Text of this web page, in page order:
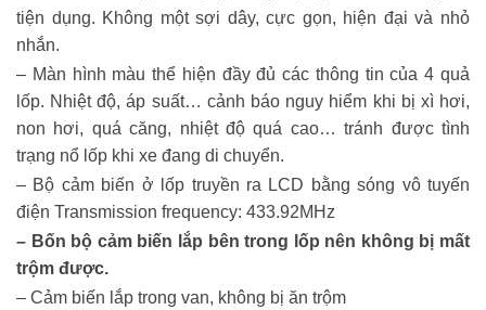
tiện dụng. Không một sợi dây, cực gọn, hiện đại và nhỏ
nhắn.
– Màn hình màu thể hiện đầy đủ các thông tin của 4 quả
lốp. Nhiệt độ, áp suất… cảnh báo nguy hiểm khi bị xì hơi,
non hơi, quá căng, nhiệt độ quá cao… tránh được tình
trạng nổ lốp khi xe đang di chuyển.
– Bộ cảm biến ở lốp truyền ra LCD bằng sóng vô tuyến
điện Transmission frequency: 433.92MHz
– Bốn bộ cảm biến lắp bên trong lốp nên không bị mất
trộm được.
– Cảm biến lắp trong van, không bị ăn trộm